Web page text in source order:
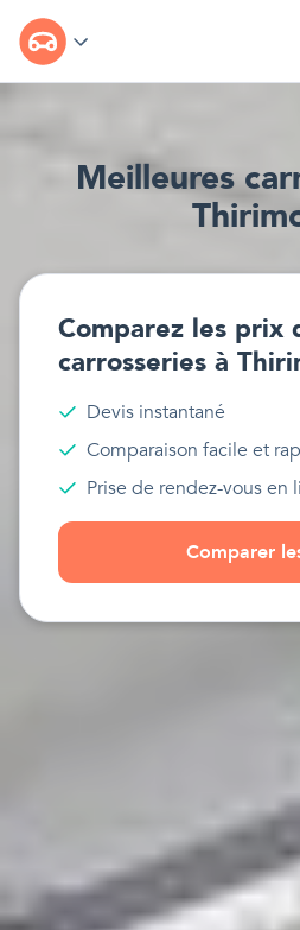
Meilleures
Comparez les prix
carrosseries à
Devis instantané
Comparaison facile et
Prise de rendez-vous en
Comparer